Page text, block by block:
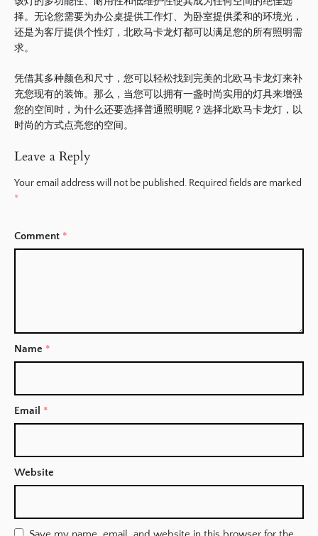
择。 无论您需要为办公桌提供工作灯、为卧室提供柔和的环境光，
还是为客厅提供个性灯，北欧马卡龙灯都可以满足您的所有照明需
求。
凭借其多种颜色和尺寸，您可以轻松找到完美的北欧马卡龙灯来补
充您现有的装饰。 那么，当您可以拥有一盏时尚实用的灯具来增强
您的空间时，为什么还要选择普通照明呢？选择北欧马卡龙灯，以
时尚的方式点亮您的空间。
Leave a Reply
Your email address will not be published. Required fields are marked
*
Comment *
Name *
Email *
Website